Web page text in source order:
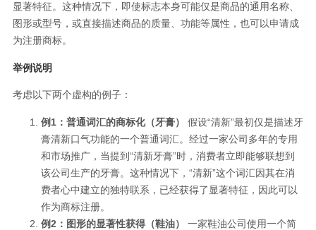
显著特征。这种情况下，即使标志本身可能仅是商品的通用名称、
图形或型号，或直接描述商品的质量、功能等属性，也可以申请成
为注册商标。
举例说明
考虑以下两个虚构的例子：
例1：普通词汇的商标化（牙膏）
假设“清新”最初仅是描述牙
膏清新口气功能的一个普通词汇。经过一家公司多年的专用
和市场推广，当提到“清新牙膏”时，消费者立即能够联想到
该公司生产的牙膏。这种情况下，“清新”这个词汇因其在消
费者心中建立的独特联系，已经获得了显著特征，因此可以
作为商标注册。
例2：图形的显著性获得（鞋油）
一家鞋油公司使用一个简